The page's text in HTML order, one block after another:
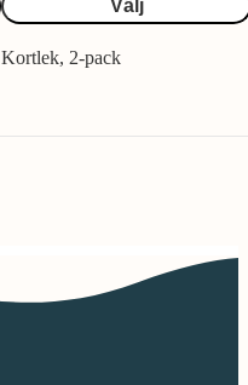
Välj
Kortlek, 2-pack